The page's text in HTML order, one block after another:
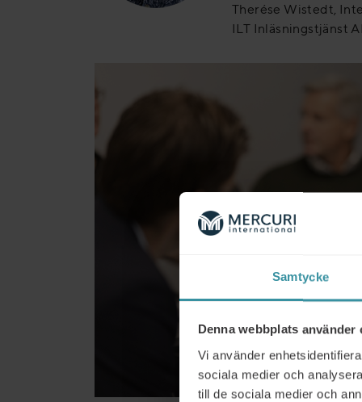
Samtycke
Denna webbplats använder
Vi använder
sociala medier och
till de sociala medier och
Therése Wistedt,
ILT Inläsningstjänst